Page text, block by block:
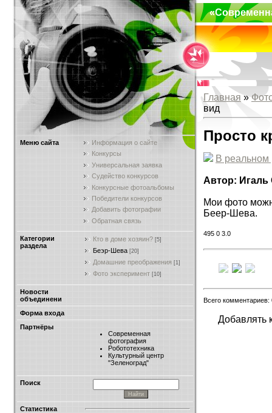
Меню сайта
Информация о сайте
Конкурсы
Универсальная заявка
Судейство конкурсов
Конкурсные фотоальбомы
Победители конкурсов
Добавить фотографии
Обратная связь
Категории
раздела
Кто в доме хозяин? [5]
Беэр-Шева [20]
Домашние преображения [1]
Фото эксперимент [10]
Новости
объединени
Форма входа
Партнёры
Современная
фотография
Робототехника
Культурный центр
"Зеленоград"
Поиск
Статистика
Главная»
вид
Просто
В
Автор: Игаль
Мои фото
Беер-Шева.
495 0 3.0
Всего комментариев:
Добавлять